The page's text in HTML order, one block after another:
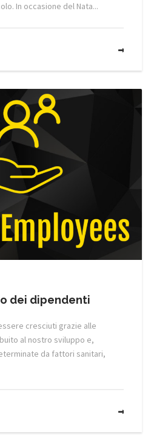
In occasione del Nata...
dei dipendenti
cresciuti grazie alle
al nostro sviluppo e,
da fattori sanitari,